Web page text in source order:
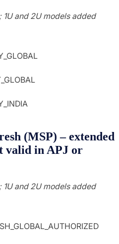
and 2U models added
(MSP) – extended
valid in APJ or
and 2U models added